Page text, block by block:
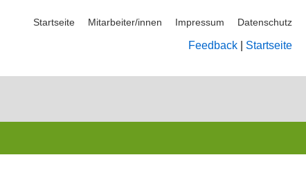
Startseite Mitarbeiter/innen Impressum Datenschutz
Feedback Startseite